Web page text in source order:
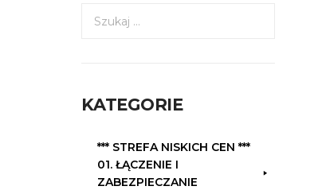
jKATEGORIE
*** STREFA NISKICH CEN ***
01. ŁĄCZENIE I
ZABEZPIECZANIE